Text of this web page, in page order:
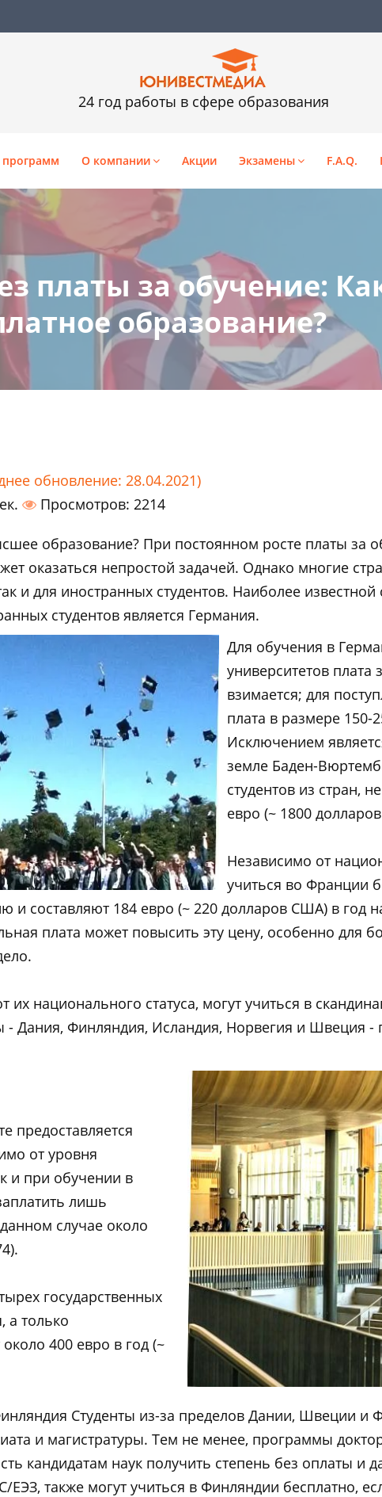
24 год работы в сфере образования
О компании Акции Экзамены F.A.Q.
платы за обучение:
образование?
обновление: 28.04.2021)
Просмотров: 2214
образование? При постоянном росте платы за
оказаться непростой задачей. Однако многие
и для иностранных студентов. Наиболее
студентов является Германия.
Для обучения в
университетов плата
взимается; для
плата в размере 150-
Исключением
земле Баден-
студентов из стран,
евро (~ 1800
Независимо от
учиться во Франции
и составляют 184 евро (~ 220 долларов США) в год
плата может повысить эту цену, особенно для
их национального статуса, могут учиться в
- Дания, Финляндия, Исландия, Норвегия и Швеция -
предоставляется
от уровня
и при обучении в
лишь
случае около
государственных
а только
400 евро в год (~
Студенты из-за пределов Дании, Швеции и
и магистратуры. Тем не менее, программы
кандидатам наук получить степень без оплаты и
ЕЭЗ, также могут учиться в Финляндии бесплатно,